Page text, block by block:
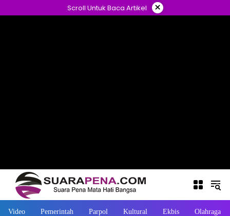
ke
Scroll Untuk Baca Artikel ×
Video Pemerintah Parpol Kultural Ekbis Olahraga